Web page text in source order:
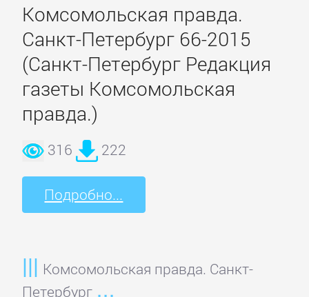
Комсомольская правда.
Санкт-Петербург 66-2015
(Санкт-Петербург Редакция
газеты Комсомольская
правда.)
316 222
Подробно...
Комсомольская правда. Санкт-
Петербург
НАУКА
Биология
Иностранные
языки
История